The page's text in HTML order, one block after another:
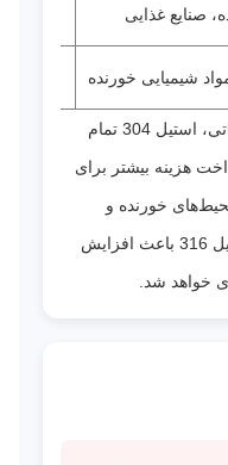
صنایع غذایی
شیمیایی خورنده
در بیشتر کارخانه‌ها و خطوط تأسیساتی، استیل 304 تمام
هزینه بیشتر برای
در محیط‌های خورنده و
سیالات حاوی کلرید، استفاده از استیل 316 باعث افزایش
خواهد شد.